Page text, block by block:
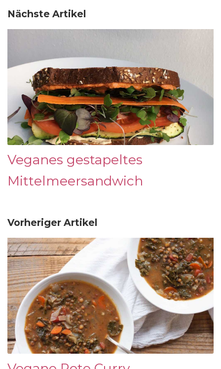
Nächste Artikel
Veganes gestapeltes
Mittelmeersandwich
Vorheriger Artikel